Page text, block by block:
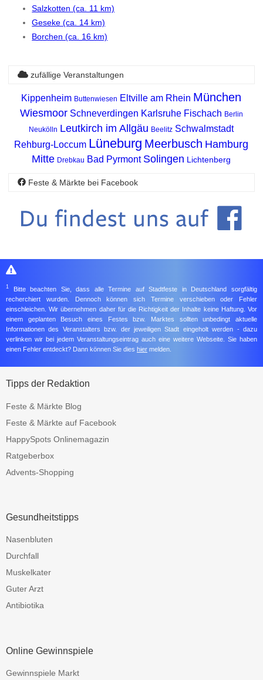
Salzkotten (ca. 11 km)
Geseke (ca. 14 km)
Borchen (ca. 16 km)
zufällige Veranstaltungen
Kippenheim Buttenwiesen Eltville am Rhein München
Wiesmoor Schneverdingen Karlsruhe Fischach Berlin
Neukölln Leutkirch im Allgäu Beelitz Schwalmstadt
Rehburg-Loccum Lüneburg Meerbusch Hamburg
Mitte Drebkau Bad Pyrmont Solingen Lichtenberg
Feste & Märkte bei Facebook
1 Bitte beachten Sie, dass alle Termine auf Stadtfeste in Deutschland sorgfältig
recherchiert wurden. Dennoch können sich Termine verschieben oder Fehler
einschleichen. Wir übernehmen daher für die Richtigkeit der Inhalte keine Haftung. Vor
einem geplanten Besuch eines Festes bzw. Marktes sollten unbedingt aktuelle
Informationen des Veranstalters bzw. der jeweiligen Stadt eingeholt werden - dazu
verlinken wir bei jedem Veranstaltungseintrag auch eine weitere Webseite. Sie haben
einen Fehler entdeckt? Dann können Sie dies hier melden.
Tipps der Redaktion
Feste & Märkte Blog
Feste & Märkte auf Facebook
HappySpots Onlinemagazin
Ratgeberbox
Advents-Shopping
Gesundheitstipps
Nasenbluten
Durchfall
Muskelkater
Guter Arzt
Antibiotika
Online Gewinnspiele
Gewinnspiele Markt